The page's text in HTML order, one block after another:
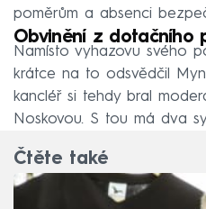
poměrům a absenci
Obvinění z dotačního
Namísto vyhazovu svého
krátce na to odsvědčil
kancléř si tehdy bral
Noskovou. S tou má dva
Čtěte také